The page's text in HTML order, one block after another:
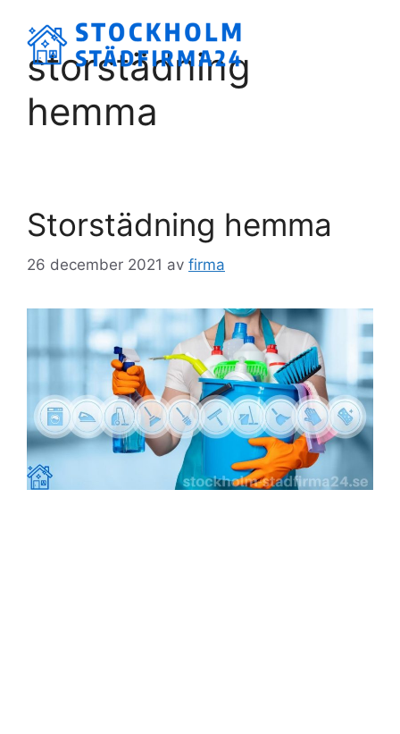
innehållstorstädning
hemma
Storstädning hemma
26 december 2021 av firma